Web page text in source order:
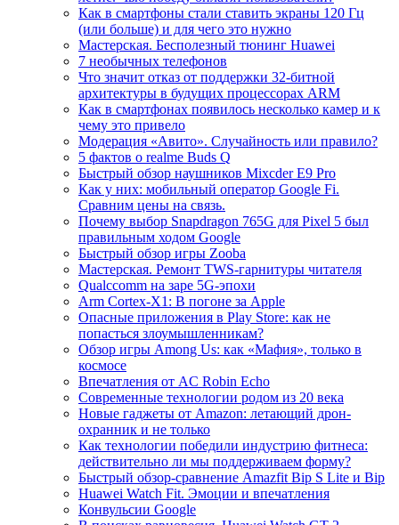
Как в смартфоны стали ставить экраны 120 Гц
(или больше) и для чего это нужно
Мастерская. Бесполезный тюнинг Huawei
7 необычных телефонов
Что значит отказ от поддержки 32-битной
архитектуры в будущих процессорах ARM
Как в смартфонах появилось несколько камер и к
чему это привело
Модерация «Авито». Случайность или правило?
5 фактов о realme Buds Q
Быстрый обзор наушников Mixcder E9 Pro
Как у них: мобильный оператор Google Fi.
Сравним цены на связь.
Почему выбор Snapdragon 765G для Pixel 5 был
правильным ходом Google
Быстрый обзор игры Zooba
Мастерская. Ремонт TWS-гарнитуры читателя
Qualccomm на заре 5G-эпохи
Arm Cortex-X1: В погоне за Apple
Опасные приложения в Play Store: как не
попасться злоумышленникам?
Обзор игры Among Us: как «Мафия», только в
космосе
Впечатления от AC Robin Echo
Современные технологии родом из 20 века
Новые гаджеты от Amazon: летающий дрон-
охранник и не только
Как технологии победили индустрию фитнеса:
действительно ли мы поддерживаем форму?
Быстрый обзор-сравнение Amazfit Bip S Lite и Bip
Huawei Watch Fit. Эмоции и впечатления
Конвульсии Google